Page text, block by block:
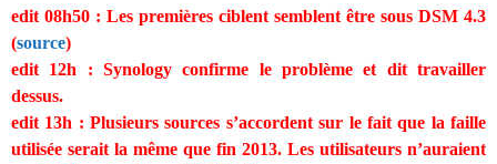
edit 08h50 : Les premières ciblent semblent être sous DSM 4.3
(source)
edit 12h : Synology confirme le problème et dit travailler
dessus.
edit 13h : Plusieurs sources s’accordent sur le fait que la faille
utilisée serait la même que fin 2013. Les utilisateurs n’auraient